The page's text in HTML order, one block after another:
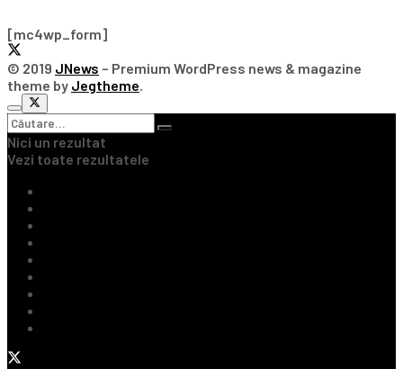
[mc4wp_form]
© 2019 JNews – Premium WordPress news & magazine
theme by Jegtheme
Nici un rezultat
Vezi toate rezultatele